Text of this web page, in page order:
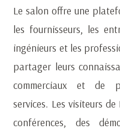
Le salon offre une
les fournisseurs, les
ingénieurs et les
partager leurs
commerciaux et de
services. Les visiteurs
conférences, des